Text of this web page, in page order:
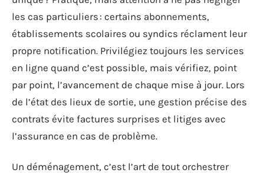
les cas particuliers : certains abonnements,
établissements scolaires ou syndics réclament leur
propre notification. Privilégiez toujours les services
en ligne quand c’est possible, mais vérifiez, point
par point, l’avancement de chaque mise à jour. Lors
de l’état des lieux de sortie, une gestion précise des
contrats évite factures surprises et litiges avec
l’assurance en cas de problème.
Un déménagement, c’est l’art de tout orchestrer